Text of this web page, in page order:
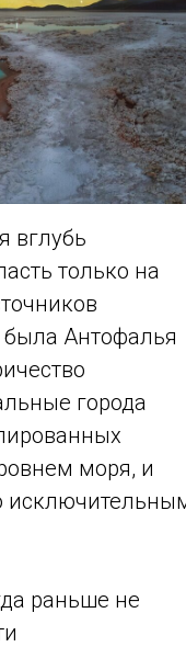
вглубь
только на
Антофалья
города
моря, и
раньше не